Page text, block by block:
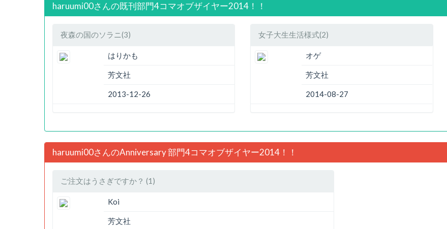
haruumi00さんの既刊部門4コマオブザイヤー2014！！
夜森の国のソラニ(3)
はりかも
芳文社
2013-12-26
女子大生生活様式(2)
オゲ
芳文社
2014-08-27
haruumi00さんのAnniversary 部門4コマオブザイヤー2014！！
ご注文はうさぎですか？ (1)
Koi
芳文社